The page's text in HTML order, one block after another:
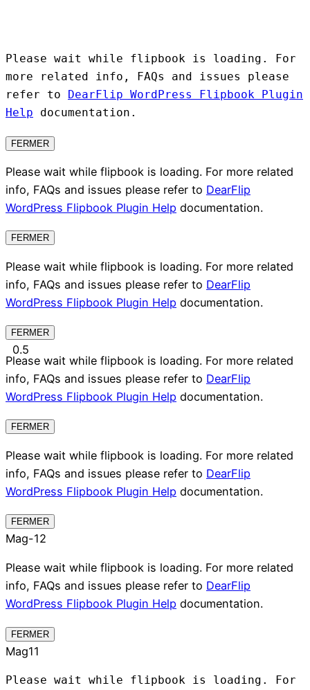
Please wait while flipbook is loading. For
more related info, FAQs and issues please
refer to
DearFlip WordPress Flipbook Plugin
Help documentation.
FERMER
Please wait while flipbook is loading. For more related
info, FAQs and issues please refer to DearFlip
WordPress Flipbook Plugin Help documentation.
FERMER
Please wait while flipbook is loading. For more related
info, FAQs and issues please refer to DearFlip
WordPress Flipbook Plugin Help documentation.
FERMER
Please wait while flipbook is loading. For more related
info, FAQs and issues please refer to DearFlip
WordPress Flipbook Plugin Help documentation.
FERMER
Please wait while flipbook is loading. For more related
info, FAQs and issues please refer to DearFlip
WordPress Flipbook Plugin Help documentation.
FERMER
Mag-12
Please wait while flipbook is loading. For more related
info, FAQs and issues please refer to DearFlip
WordPress Flipbook Plugin Help documentation.
FERMER
Mag11
Please wait while flipbook is loading. For